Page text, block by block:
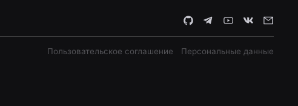
Пользовательское соглашение Персональные данные